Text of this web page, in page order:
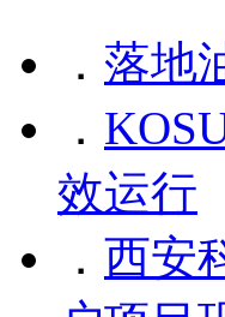
． 落地
．
效运行
． 西安